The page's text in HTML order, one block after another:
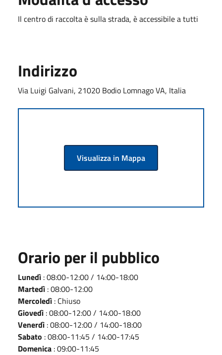
Il centro di raccolta è sulla strada, è accessibile a tutti
Indirizzo
Via Luigi Galvani, 21020 Bodio Lomnago VA, Italia
Visualizza in Mappa
Orario per il pubblico
Lunedì : 08:00-12:00 / 14:00-18:00
Martedì : 08:00-12:00
Mercoledì : Chiuso
Giovedì : 08:00-12:00 / 14:00-18:00
Venerdì : 08:00-12:00 / 14:00-18:00
Sabato : 08:00-11:45 / 14:00-17:45
Domenica : 09:00-11:45